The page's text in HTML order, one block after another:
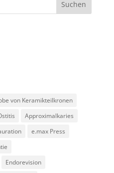
von Keramikteilkronen
Approximalkaries
e.max Press
Endorevision